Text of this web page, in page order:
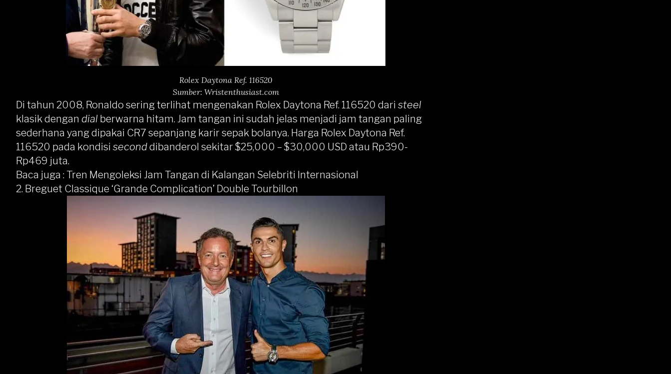
Rolex Daytona Ref. 116520
Sumber: Wristenthusiast.com
Di tahun 2008, Ronaldo sering terlihat mengenakan Rolex Daytona Ref. 116520 dari steel
klasik dengan dial berwarna hitam. Jam tangan ini sudah jelas menjadi jam tangan paling
sederhana yang dipakai CR7 sepanjang karir sepak bolanya. Harga Rolex Daytona Ref.
116520 pada kondisi seconddibanderol sekitar $25,000 – $30,000 USD atau Rp390-
Rp469 juta.
Baca juga : Tren Mengoleksi Jam Tangan di Kalangan Selebriti Internasional
2. Breguet Classique ‘Grande Complication’ Double Tourbillon